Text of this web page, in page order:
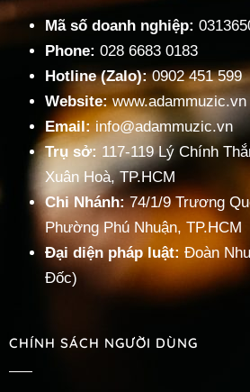
Mã số doanh nghiệp:
Phone: 028 6683 0183
Hotline (Zalo):0902 451 599
Website:www.adammuzic.vn
Email:info@adammuzic.vn
Trụ sở: 117-119 Lý Chính
Xuân Hoà, TP.HCM
Chi Nhánh:74/1/9 Trương
Phường Phú Nhuận, TP.HCM
Đại diện pháp luật: Đoàn
Đốc)
CHÍNH SÁCH NGƯỜI DÙNG